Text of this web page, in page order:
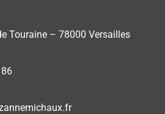
Touraine – 78000 Versailles